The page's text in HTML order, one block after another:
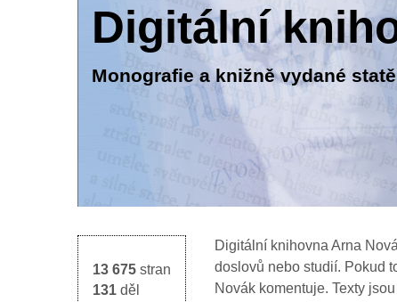
Digitální
Monografie a knižně vydané statě
13 675 stran
131 děl
Digitální knihovna Arna
doslovů nebo studií. Pokud
Novák komentuje. Texty